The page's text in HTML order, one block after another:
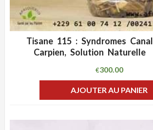
ADD WISHLIST
Tisane 115 : Syndromes Canal
Carpien, Solution Naturelle
€300.00
AJOUTER AU PANIER